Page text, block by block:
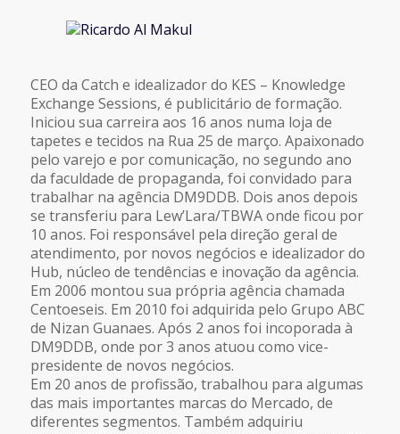
CEO da Catch e idealizador do KES – Knowledge
Exchange Sessions, é publicitário de formação.
Iniciou sua carreira aos 16 anos numa loja de
tapetes e tecidos na Rua 25 de março. Apaixonado
pelo varejo e por comunicação, no segundo ano
da faculdade de propaganda, foi convidado para
trabalhar na agência DM9DDB. Dois anos depois
se transferiu para Lew’Lara/TBWA onde ficou por
10 anos. Foi responsável pela direção geral de
atendimento, por novos negócios e idealizador do
Hub, núcleo de tendências e inovação da agência.
Em 2006 montou sua própria agência chamada
Centoeseis. Em 2010 foi adquirida pelo Grupo ABC
de Nizan Guanaes. Após 2 anos foi incoporada à
DM9DDB, onde por 3 anos atuou como vice-
presidente de novos negócios.
Em 20 anos de profissão, trabalhou para algumas
das mais importantes marcas do Mercado, de
diferentes segmentos. Também adquiriu